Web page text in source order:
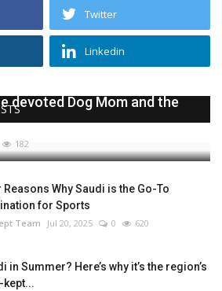
Twitter
Linkedin
devoted Dog Mom and the
182
Reasons Why Saudi is the Go-To
for Sports
Team Jul 20, 2025 0 620
in Summer? Here’s why it’s the region’s
kept...